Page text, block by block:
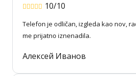
10/10
Telefon je odličan, izgleda kao nov,
me prijatno iznenadila.
Алексей Иванов